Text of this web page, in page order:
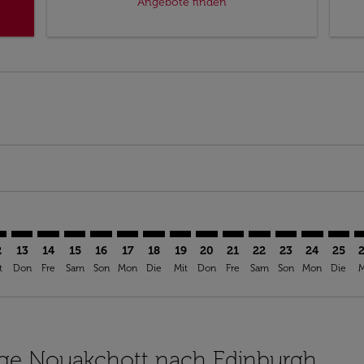
13
Don
14
Fre
15
Sam
16
Son
17
Mon
18
Die
19
Mit
NKC–EDI: cmp-view-
20
Don
NKC–EDI: cmp-view-
21
Fre
NKC–EDI: cmp-
22
Sam
NKC–EDI:
23
Son
24
Mon
25
Die